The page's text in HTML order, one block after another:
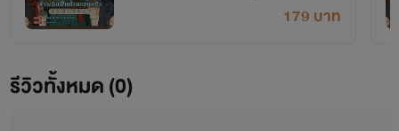
เผยแพร่อย่างเป็นทางการโดย OokbeeU และ China Literature
179 บาท
รีวิวทั้งหมด (0)